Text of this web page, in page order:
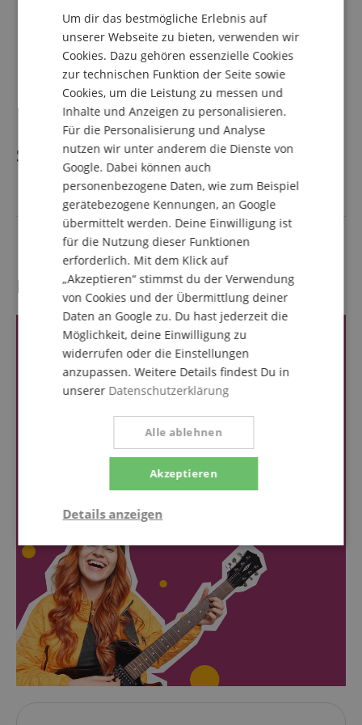
Farbe: Grau mit orangen Applikationen
Lieferumfang
1 x Kirstein EGBK-1122OG E-Gitarrentasche Grau
Spezifikation
Artikelnummer 00088519
Grau
Kundenbewertungen
FRENCH
SPANISH
Um dir das bestmögliche Erlebnis auf
unserer Webseite zu bieten, verwenden wir
Cookies. Dazu gehören essenzielle Cookies
zur technischen Funktion der Seite sowie
Cookies, um die Leistung zu messen und
Inhalte und Anzeigen zu personalisieren.
Für die Personalisierung und Analyse
nutzen wir unter anderem die Dienste von
Google. Dabei können auch
personenbezogene Daten, wie zum Beispiel
gerätebezogene Kennungen, an Google
übermittelt werden. Deine Einwilligung ist
für die Nutzung dieser Funktionen
erforderlich. Mit dem Klick auf
„Akzeptieren“ stimmst du der Verwendung
von Cookies und der Übermittlung deiner
Daten an Google zu. Du hast jederzeit die
Möglichkeit, deine Einwilligung zu
widerrufen oder die Einstellungen
anzupassen. Weitere Details findest Du in
unserer Datenschutzerklärung
Akzeptieren
Alle ablehnen
Details anzeigen
Notwendig Statistik Marketing
Funktional